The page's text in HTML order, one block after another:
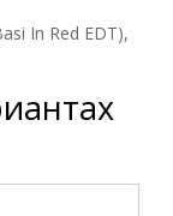
In Red EDT),